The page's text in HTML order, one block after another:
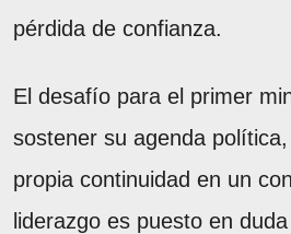
pérdida de confianza.
El desafío para el primer
sostener su agenda
propia continuidad en un
liderazgo es puesto en